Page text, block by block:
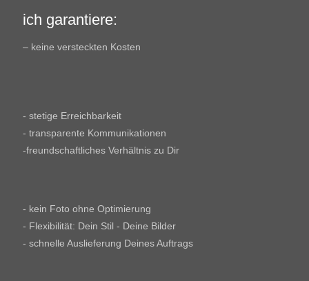
ich garantiere:
– keine versteckten Kosten
- stetige Erreichbarkeit
- transparente Kommunikationen
-freundschaftliches Verhältnis zu Dir
- kein Foto ohne Optimierung
- Flexibilität: Dein Stil - Deine Bilder
- schnelle Auslieferung Deines Auftrags